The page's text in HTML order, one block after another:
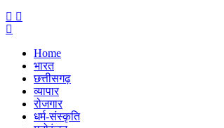
Home
भारत
छत्तीसगढ़
व्यापार
रोजगार
धर्म-संस्कृति